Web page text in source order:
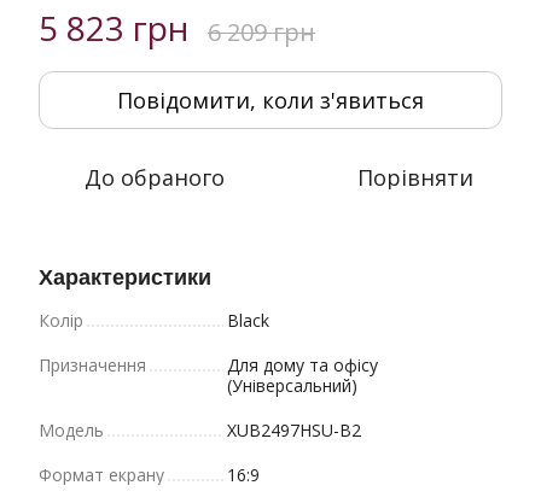
5 823 грн 6 209 грн
Повідомити, коли з'явиться
До обраного Порівняти
Характеристики
Колір
Black
Призначення
Для дому та офісу
(Універсальний)
Модель
XUB2497HSU-B2
Формат екрану
16:9